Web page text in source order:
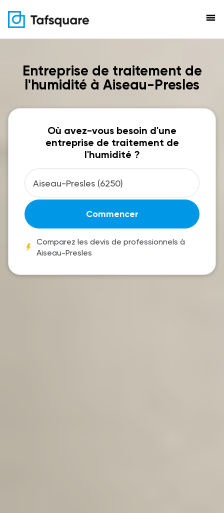
menu
Entreprise de traitement de
l'humidité à Aiseau-Presles
Où avez-vous besoin d'une
entreprise de traitement de
l'humidité ?
Commencer
Comparez les devis de professionnels à
Aiseau-Presles